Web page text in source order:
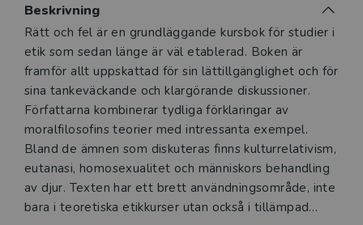
Beskrivning
Beskrivning
Rätt och fel är en grundläggande kursbok för studier i
etik som sedan länge är väl etablerad. Boken är
framför allt uppskattad för sin lättillgänglighet och för
sina tankeväckande och klargörande diskussioner.
Författarna kombinerar tydliga förklaringar av
moralfilosofins teorier med intressanta exempel.
Bland de ämnen som diskuteras finns kulturrelativism,
eutanasi, homosexualitet och människors behandling
av djur. Texten har ett brett användningsområde, inte
bara i teoretiska etikkurser utan också i tillämpad